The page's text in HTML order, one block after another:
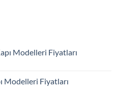
Modelleri Fiyatları
Modelleri Fiyatları